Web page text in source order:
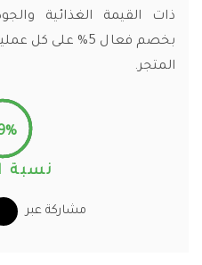
ذات القيمة الغذائية
بخصم فعال 5%
المتجر.
نسبة
مشاركة عبر